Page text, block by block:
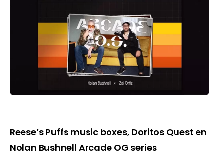
Reese’s Puffs music boxes, Doritos Quest en
Nolan Bushnell Arcade OG series